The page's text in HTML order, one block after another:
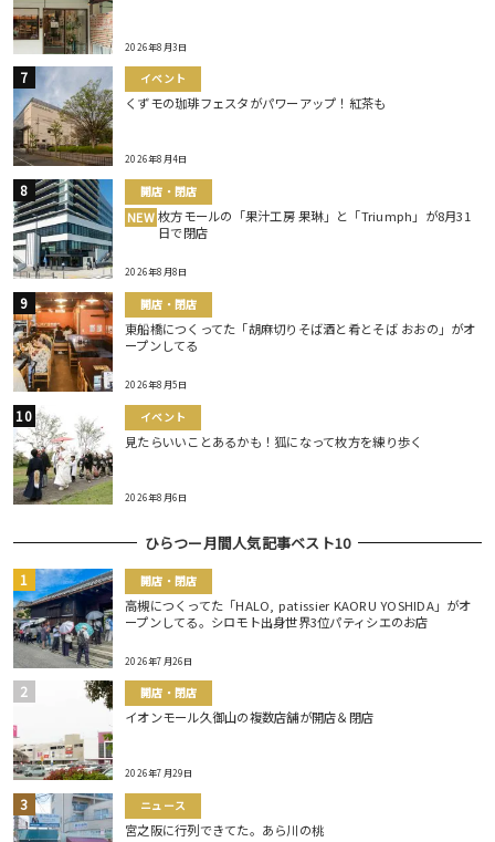
2026年8月3日
イベント
くずモの珈琲フェスタがパワーアップ！紅茶も
2026年8月4日
開店・閉店
NEW 枚方モールの「果汁工房 果琳」と「Triumph」が8月31
日で閉店
2026年8月8日
開店・閉店
東船橋につくってた「胡麻切りそば酒と肴とそば おおの」がオ
ープンしてる
2026年8月5日
イベント
見たらいいことあるかも！狐になって枚方を練り歩く
2026年8月6日
ひらつー月間人気記事ベスト10
開店・閉店
高槻につくってた「HALO, patissier KAORU YOSHIDA」がオ
ープンしてる。シロモト出身世界3位パティシエのお店
2026年7月26日
開店・閉店
イオンモール久御山の複数店舗が開店＆閉店
2026年7月29日
ニュース
宮之阪に行列できてた。あら川の桃